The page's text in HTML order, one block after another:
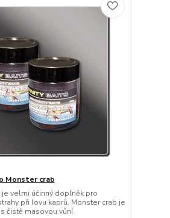
Monster crab
velmi účinný doplněk pro
při lovu kaprů. Monster crab je
čistě masovou vůní.